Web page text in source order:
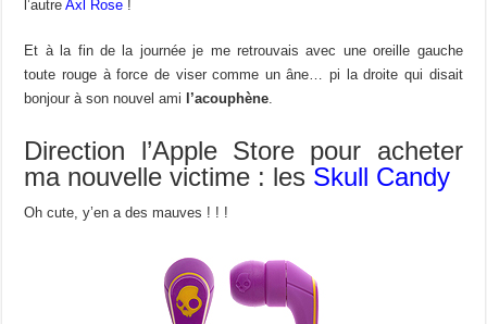
l’autreAxl Rose !
Et à la fin de la journée je me retrouvais avec une oreille gauche
toute rouge à force de viser comme un âne… pi la droite qui disait
bonjour à son nouvel ami
l’acouphène
Direction l’Apple Store pour acheter
ma nouvelle victime : les Skull Candy
Oh cute, y’en a des mauves ! ! !